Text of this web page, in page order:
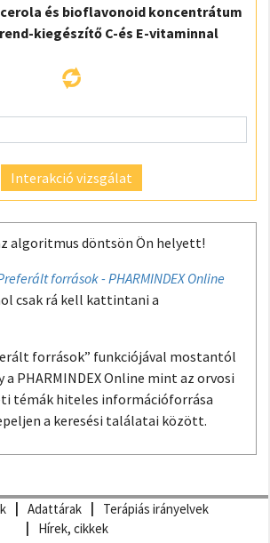
és bioflavonoid koncentrátum
kiegészítő C-és E-vitaminnal
Interakció vizsgálat
algoritmus döntsön Ön helyett!
források - PHARMINDEX Online
csak rá kell kattintani a
források” funkciójával mostantól
PHARMINDEX Online mint az orvosi
témák hiteles információforrása
a keresési találatai között.
Adattárak
Terápiás irányelvek
Hírek, cikkek